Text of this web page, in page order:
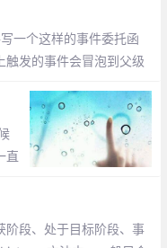
一个这样的事件委托函
触发的事件会冒泡到父级
直
阶段、处于目标阶段、事